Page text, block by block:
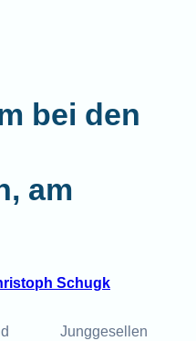
bei den
am
Schugk
Junggesellen